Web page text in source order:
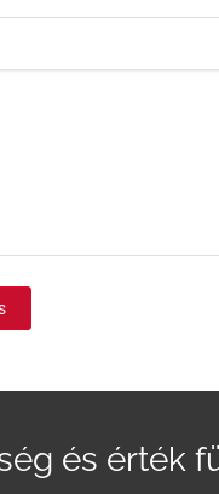
és érték